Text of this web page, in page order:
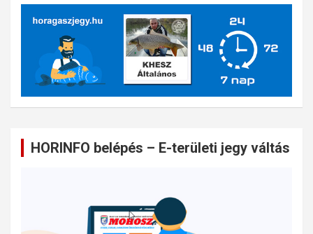
HORINFO belépés – E-területi jegy váltás